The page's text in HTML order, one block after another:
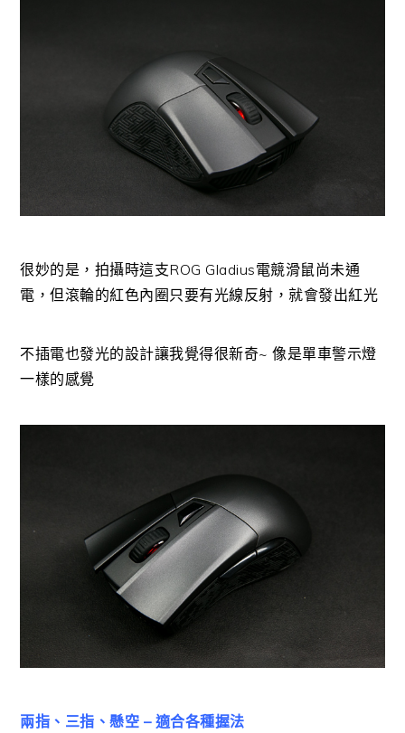
很妙的是，拍攝時這支ROG Gladius電競滑鼠尚未通
電，但滾輪的紅色內圈只要有光線反射，就會發出紅光
不插電也發光的設計讓我覺得很新奇~ 像是單車警示燈
一樣的感覺
兩指、三指、懸空 – 適合各種握法